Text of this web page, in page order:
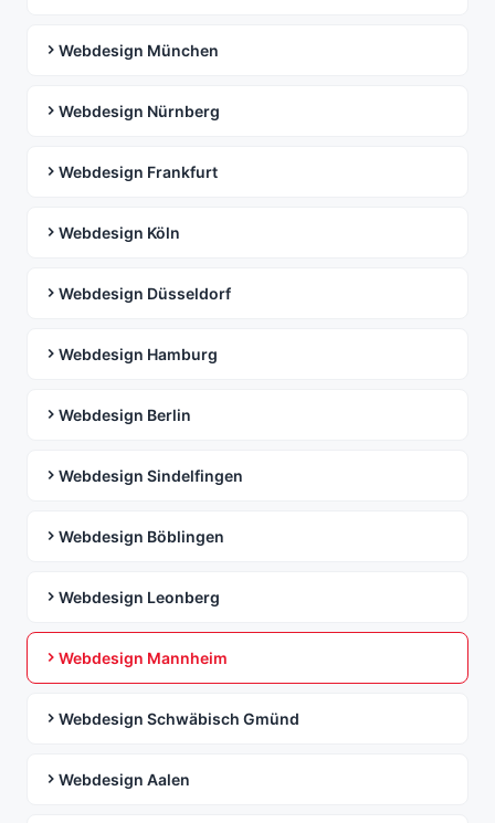
Webdesign München
Webdesign Nürnberg
Webdesign Frankfurt
Webdesign Köln
Webdesign Düsseldorf
Webdesign Hamburg
Webdesign Berlin
Webdesign Sindelfingen
Webdesign Böblingen
Webdesign Leonberg
Webdesign Mannheim
Webdesign Schwäbisch Gmünd
Webdesign Aalen